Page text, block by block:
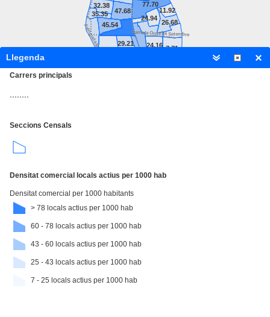
Rambla Onze de Setembre
Avinguda Meridiana 29.21
45.54
35.35 47.68
32.38
77.70
24.94
24.16 7.71
26.68
11.92
Llegenda
Carrers principals
Seccions Censals
Densitat comercial locals actius per 1000 hab
Densitat comercial per 1000 habitants
> 78 locals actius per 1000 hab
60 - 78 locals actius per 1000 hab
43 - 60 locals actius per 1000 hab
25 - 43 locals actius per 1000 hab
7 - 25 locals actius per 1000 hab